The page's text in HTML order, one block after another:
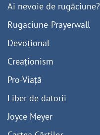
Ai nevoie de rugăciune?
Rugaciune-Prayerwall
Devoțional
Creaționism
Pro-Viață
Liber de datorii
Joyce Meyer